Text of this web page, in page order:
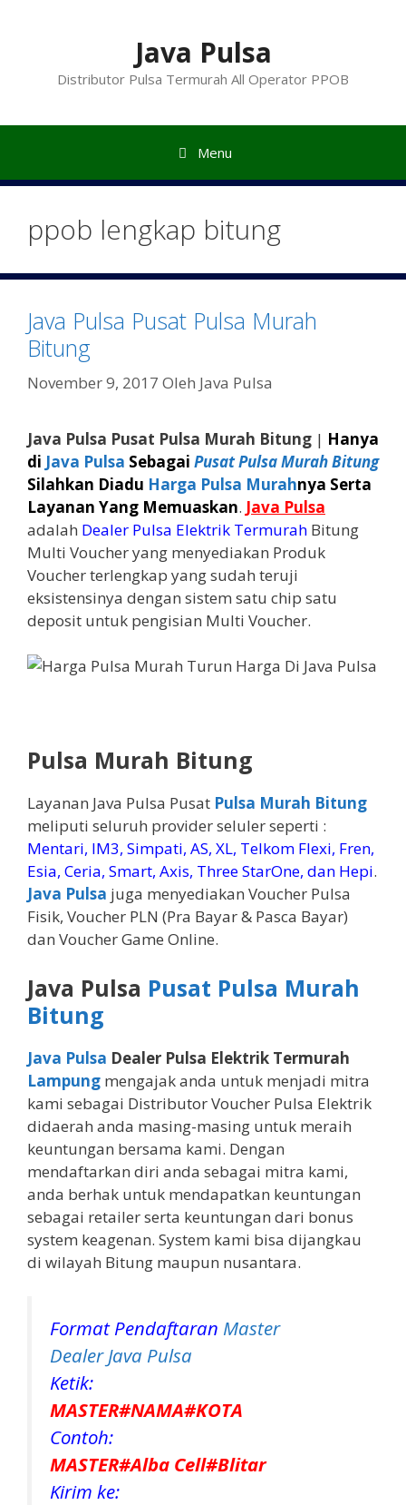
Java Pulsa
Distributor Pulsa Termurah All Operator PPOB
Menu
ppob lengkap bitung
Java Pulsa Pusat Pulsa Murah
Bitung
November 9, 2017 Oleh Java Pulsa
Java Pulsa Pusat Pulsa Murah Bitung | Hanya
di Java Pulsa Sebagai Pusat Pulsa Murah Bitung
Silahkan Diadu Harga Pulsa Murahnya Serta
Layanan Yang Memuaskan. Java Pulsa
adalah Dealer Pulsa Elektrik Termurah Bitung
Multi Voucher yang menyediakan Produk
Voucher terlengkap yang sudah teruji
eksistensinya dengan sistem satu chip satu
deposit untuk pengisian Multi Voucher.
Pulsa Murah Bitung
Layanan Java Pulsa Pusat Pulsa Murah Bitung
meliputi seluruh provider seluler seperti :
Mentari, IM3, Simpati, AS, XL, Telkom Flexi, Fren,
Esia, Ceria, Smart, Axis, Three StarOne, dan Hepi.
Java Pulsa juga menyediakan Voucher Pulsa
Fisik, Voucher PLN (Pra Bayar & Pasca Bayar)
dan Voucher Game Online.
Java Pulsa Pusat Pulsa Murah
Bitung
Java Pulsa Dealer Pulsa Elektrik Termurah
Lampung mengajak anda untuk menjadi mitra
kami sebagai Distributor Voucher Pulsa Elektrik
didaerah anda masing-masing untuk meraih
keuntungan bersama kami. Dengan
mendaftarkan diri anda sebagai mitra kami,
anda berhak untuk mendapatkan keuntungan
sebagai retailer serta keuntungan dari bonus
system keagenan. System kami bisa dijangkau
di wilayah Bitung maupun nusantara.
Format Pendaftaran Master
Dealer Java Pulsa
Ketik:
MASTER#NAMA#KOTA
Contoh:
MASTER#Alba Cell#Blitar
Kirim ke: